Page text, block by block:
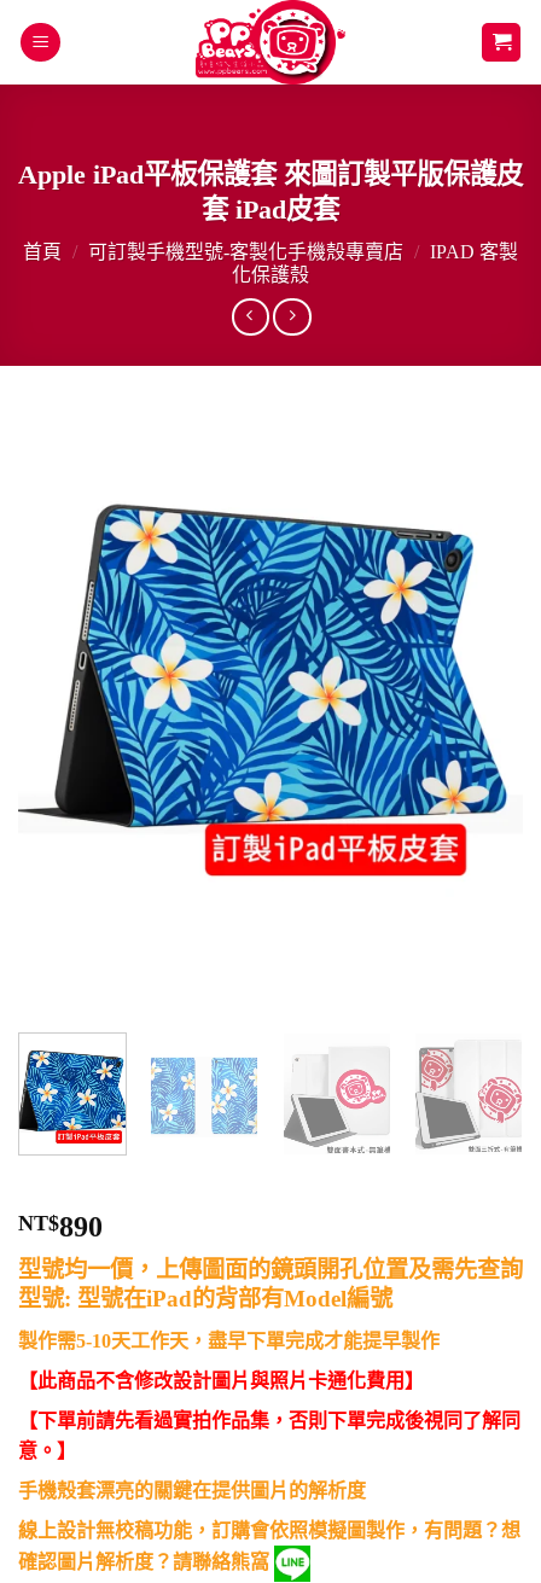
Apple iPad平板保護套 來圖訂製平版保護皮
套 iPad皮套
首頁 / 可訂製手機型號-客製化手機殼專賣店 / IPAD 客製
化保護殼
NT$890
型號均一價，上傳圖面的鏡頭開孔位置及需先查詢
型號: 型號在iPad的背部有Model編號
製作需5-10天工作天，盡早下單完成才能提早製作
【此商品不含修改設計圖片與照片卡通化費用】
【下單前請先看過實拍作品集，否則下單完成後視同了解同
意。】
手機殼套漂亮的關鍵在提供圖片的解析度
線上設計無校稿功能，訂購會依照模擬圖製作，有問題？想
確認圖片解析度？請聯絡熊窩